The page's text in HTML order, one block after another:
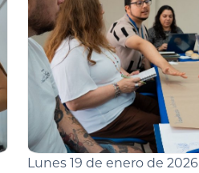
Lunes 19 de enero de 2026